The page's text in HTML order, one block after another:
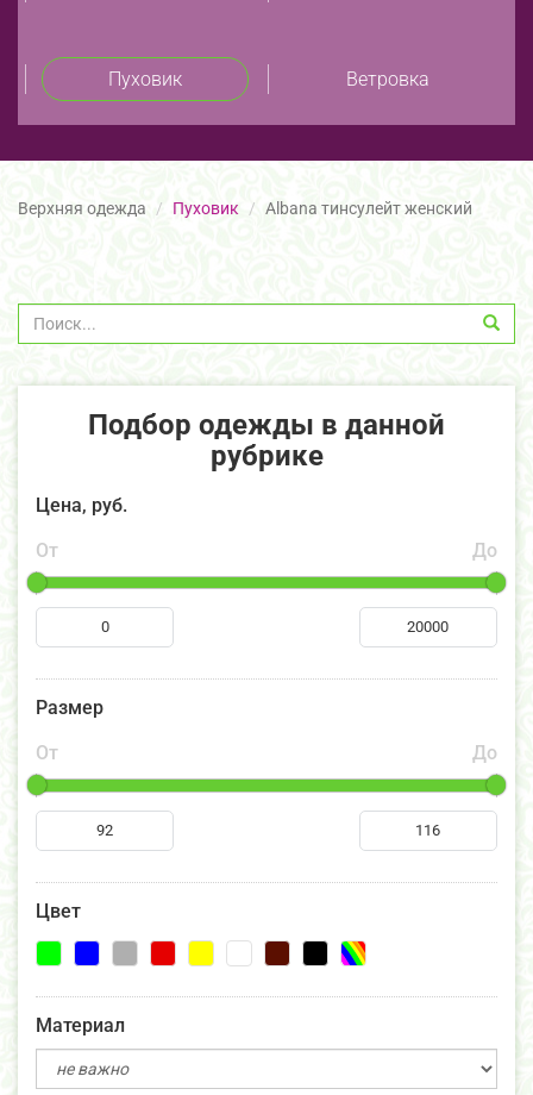
Пуховик Ветровка
Верхняя одежда Пуховик Albana тинсулейт женский
Подбор одежды в данной
рубрике
Цена, руб.
От
До
Размер
От
До
Цвет
Материал